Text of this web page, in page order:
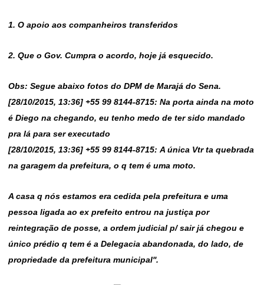
1. O apoio aos companheiros transferidos
2. Que o Gov. Cumpra o acordo, hoje já esquecido.
Obs: Segue abaixo fotos do DPM de Marajá do Sena.
[28/10/2015, 13:36] +55 99 8144-8715: Na porta ainda na moto
é Diego na chegando, eu tenho medo de ter sido mandado
pra lá para ser executado
[28/10/2015, 13:36] +55 99 8144-8715: A única Vtr ta quebrada
na garagem da prefeitura, o q tem é uma moto.
A casa q nós estamos era cedida pela prefeitura e uma
pessoa ligada ao ex prefeito entrou na justiça por
reintegração de posse, a ordem judicial p/ sair já chegou e
único prédio q tem é a Delegacia abandonada, do lado, de
propriedade da prefeitura municipal''.